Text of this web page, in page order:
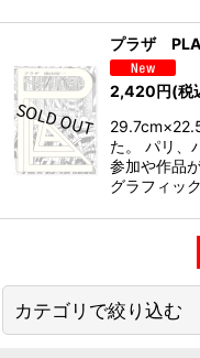
プラザ
2,420円(税
た。 パリ、
参加や作品
グラフィッ
カテゴリで絞り込む